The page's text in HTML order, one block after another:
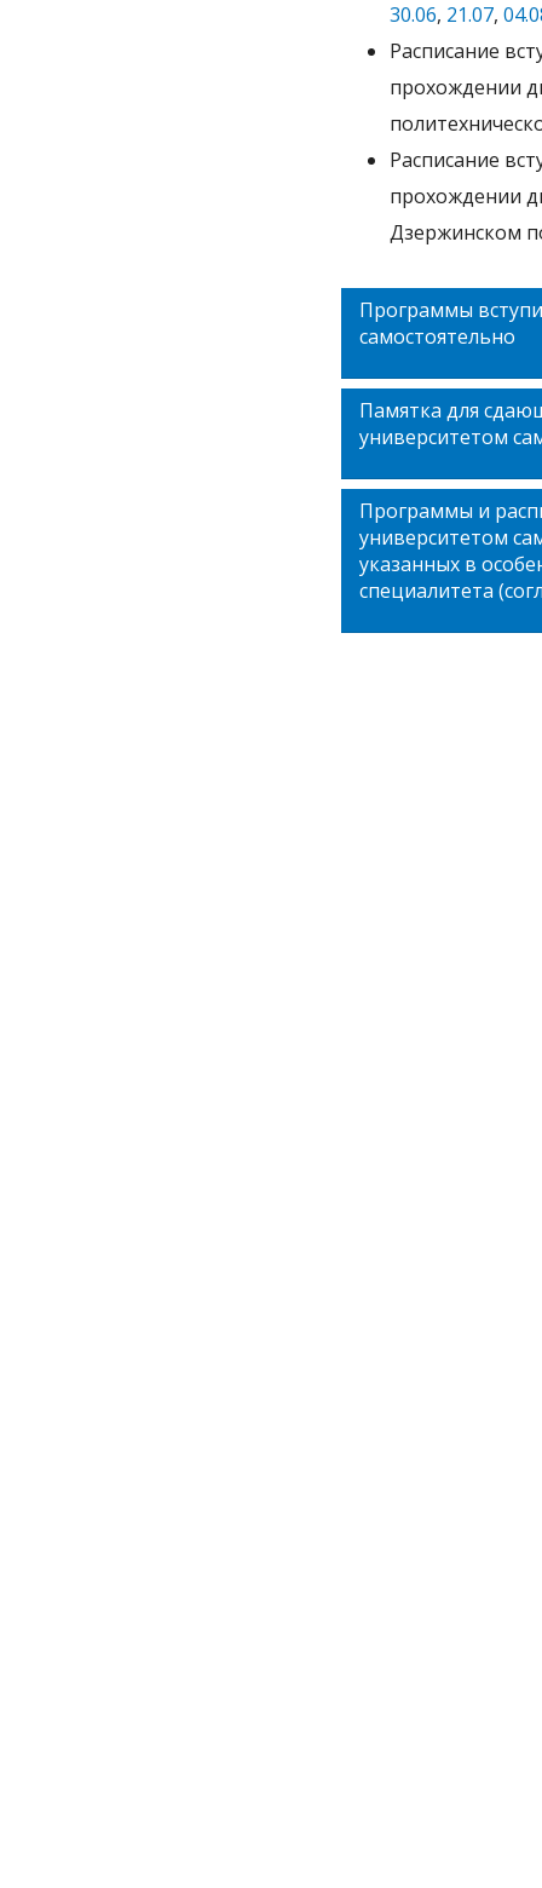
30.06, 21.07,
Расписание
прохождении
Расписание
прохождении
Дзержинском
Программы
самостоятельно
Памятка для
университетом
Программы и
университетом
указанных в
специалитета